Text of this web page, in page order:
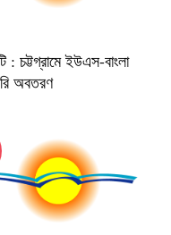
: চট্টগ্রামে ইউএস-বাংলা
অবতরণ